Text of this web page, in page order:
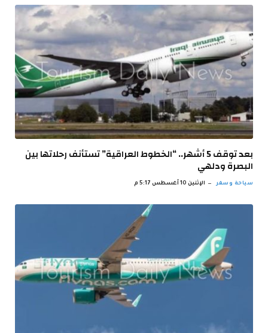
بعد توقف 5 أشهر.. “الخطوط العراقية” تستأنف رحلاتها بين
البصرة ودلهي
سياحة وسفر الإثنين 10 أغسطس 5:17 م